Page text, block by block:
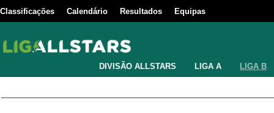
Classificações Calendário Resultados Equipas
DIVISÃO ALLSTARS LIGA A LIGA B